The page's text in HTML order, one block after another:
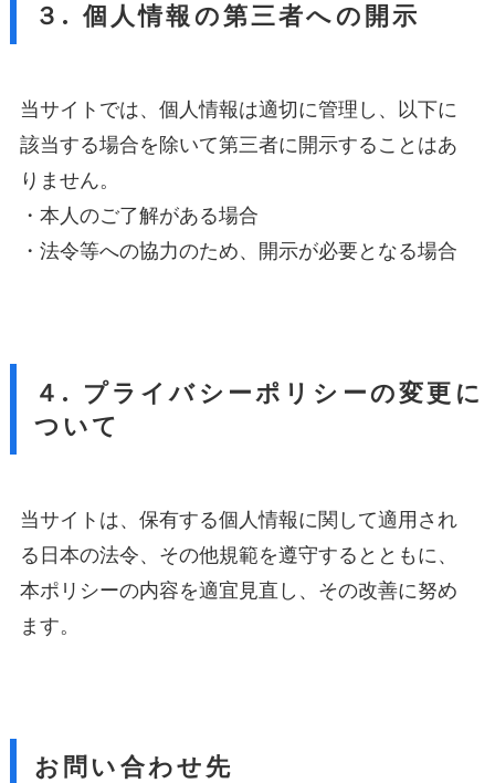
３. 個人情報の第三者への開示
当サイトでは、個人情報は適切に管理し、以下に
該当する場合を除いて第三者に開示することはあ
りません。
・本人のご了解がある場合
・法令等への協力のため、開示が必要となる場合
４. プライバシーポリシーの変更に
ついて
当サイトは、保有する個人情報に関して適用され
る日本の法令、その他規範を遵守するとともに、
本ポリシーの内容を適宜見直し、その改善に努め
ます。
お問い合わせ先